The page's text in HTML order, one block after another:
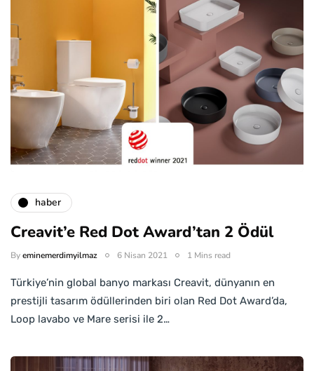
haber
Creavit’e Red Dot Award’tan 2 Ödül
Byeminemerdimyilmaz 6 Nisan 2021 1 Mins read
Türkiye’nin global banyo markası Creavit, dünyanın en
prestijli tasarım ödüllerinden biri olan Red Dot Award’da,
Loop lavabo ve Mare serisi ile 2…